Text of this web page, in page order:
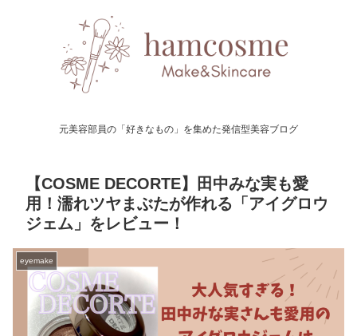
元美容部員の「好きなもの」を集めた発信型美容ブログ
【COSME DECORTE】田中みな実も愛
用！濡れツヤまぶたが作れる「アイグロウ
ジェム」をレビュー！
eyemake